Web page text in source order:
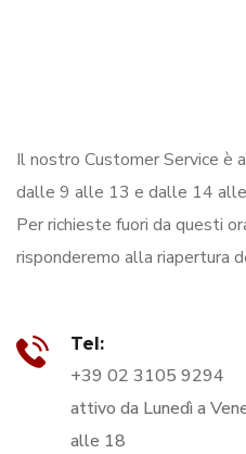
Il nostro Customer Service è
dalle 9 alle 13 e dalle 14
Per richieste fuori da questi
risponderemo alla riapertura
Tel:
+39 02 3105 9294
attivo da Lunedì a
alle 18